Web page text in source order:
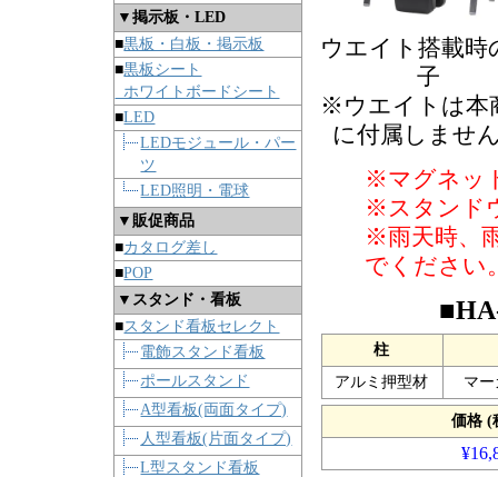
▼掲示板・LED
■黒板・白板・掲示板
■黒板シート
ホワイトボードシート
■LED
LEDモジュール・パー
ツ
LED照明・電球
▼販促商品
■カタログ差し
■POP
▼スタンド・看板
■スタンド看板セレクト
電飾スタンド看板
ポールスタンド
A型看板(両面タイプ)
人型看板(片面タイプ)
L型スタンド看板
ウエイト搭載時
子
※ウエイトは本
に付属しませ
※マグネッ
※スタンド
※雨天時、
でください
柱
アルミ押型材
マ
価格 (